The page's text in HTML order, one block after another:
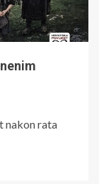
nakon rata